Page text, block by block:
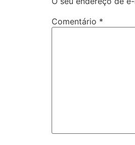
Comentário *